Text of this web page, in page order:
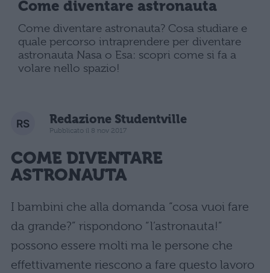
Come diventare astronauta
Come diventare astronauta? Cosa studiare e
quale percorso intraprendere per diventare
astronauta Nasa o Esa: scopri come si fa a
volare nello spazio!
Redazione Studentville
Pubblicato il 8 nov 2017
COME DIVENTARE
ASTRONAUTA
I bambini che alla domanda “cosa vuoi fare
da grande?” rispondono “l’astronauta!”
possono essere molti ma le persone che
effettivamente riescono a fare questo lavoro